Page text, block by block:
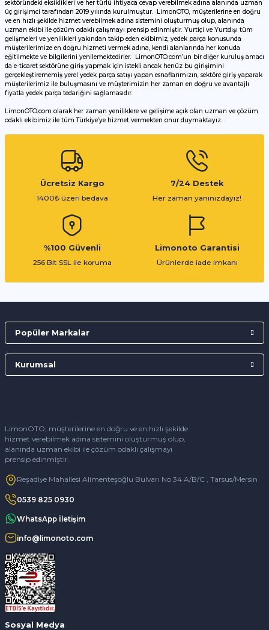
Ürün resmi kalitesiz, bozuk veya görüntülenemiyor.
Ürün açıklamasında eksik bilgiler bulunuyor.
Ürün bilgilerinde hatalar bulunuyor.
Ürün fiyatı diğer sitelerden daha pahalı.
Bu ürüne benzer farklı alternatifler olmalı.
sektöründeki eksiklikleri ve her türlü ihtiyaca cevap verebilmek adına alanında uzman
üç girişimci tarafından 2019 yılında kurulmuştur. LimonOTO, müşterilerine en doğru
ve en hızlı şekilde hizmet verebilmek adına sistemini oluşturmuş olup, alanında
uzman ekibi ile çözüm odaklı çalışmayı prensip edinmiştir. Yurtiçi ve Yurtdışı tüm
gelişmeleri ve yenilikleri yakından takip eden ekibimiz, yedek parça konusunda
müşterilerimize en doğru hizmeti vermek adına, kendi alanlarında her konuda
eğitilmekte ve bilgilerini yenilemektedirler. LimonOTO.com’un bir diğer kuruluş amacı
da e-ticaret sektörüne giriş yapmak için istekli ancak henüz bu girişimini
gerçekleştirememiş yerel yedek parça satışı yapan esnaflarımızın, sektöre giriş yaparak
müşterilerimiz ile buluşmasını ve müşterimizin her zaman en doğru ve avantajlı
fiyatla yedek parça tedariğini sağlamasıdır.
LimonOTO.com olarak her zaman yeniliklere ve gelişime açık olan uzman ve çözüm
odaklı ekibimiz ile tüm Türkiye’ye hizmet vermekten onur duymaktayız.
Ücretsiz Kargo
1400₺ üzeri bedava
7/24 Destek
Her zaman yanınızdayız!
%100 Güvenli
256 Bit SSL ile koruma
Limonoto Garantisi
Ürünlerde iade imkanı
LimonOTO, müşterilerine en doğru ve en hızlı şekilde
hizmet verebilmek adına sistemini oluşturmuş olup,
alanında uzman ekibi ile çözüm odaklı çalışmayı
prensip edinmiştir.
Reşadiye Mahallesi Alimenteşoğlu Bulvarı No 34 A/B/C , Tarsus/Mersin
0539 825 0930
WhatsApp İletişim
info@limonoto.com
Popüler Markalar
Kurumsal
Sosyal Medya